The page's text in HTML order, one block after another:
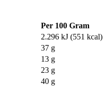
Per 100 Gram
2.296 kJ (551 kcal)
37 g
13 g
23 g
40 g